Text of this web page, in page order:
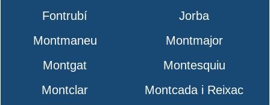
Fontrubí
Jorba
Montmaneu
Montmajor
Montgat
Montesquiu
Montclar
Montcada i Reixac